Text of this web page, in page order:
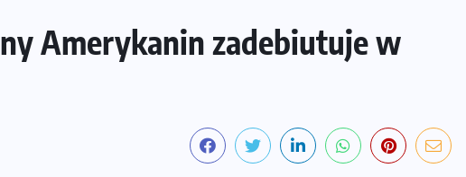
Amerykanin zadebiutuje w